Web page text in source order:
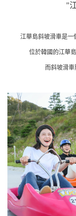
"
江華島斜坡滑車是一
位於韓國的江華
而斜坡滑